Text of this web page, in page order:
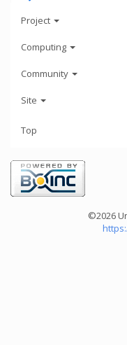
Project
Computing
Community
Site
Top
©2026